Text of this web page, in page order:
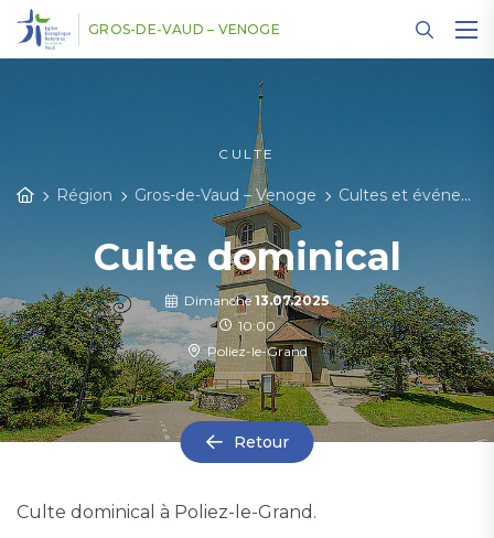
GROS-DE-VAUD – VENOGE
CULTE
Région Gros-de-Vaud – Venoge Cultes et événements
Culte dominical
Dimanche13.07.2025
10:00
Poliez-le-Grand
Retour
Culte dominical à Poliez-le-Grand.
Panneau de gestion des cookies